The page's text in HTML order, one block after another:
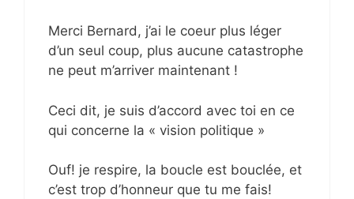
Merci Bernard, j’ai le coeur plus léger
d’un seul coup, plus aucune catastrophe
ne peut m’arriver maintenant !
Ceci dit, je suis d’accord avec toi en ce
qui concerne la « vision politique »
Ouf! je respire, la boucle est bouclée, et
c’est trop d’honneur que tu me fais!